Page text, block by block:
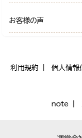
お客様の声
利用規約 個人情報
note